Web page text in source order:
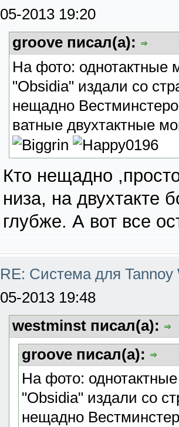
05-2013 19:20
groove писал(а):
На фото: однотактные
"Obsidia" издали со
нещадно
ватные двухтактные
Кто нещадно
низа, на двухтакте
глубже. А вот все
RE: Система для
05-2013 19:48
westminst писал(а):
groove писал(а):
На фото:
"Obsidia" издали со
нещадно